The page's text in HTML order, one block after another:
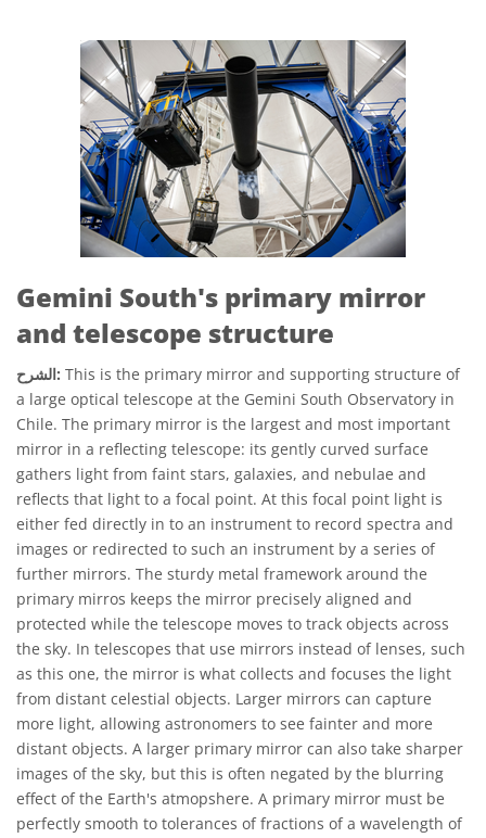
Gemini South's primary mirror
and telescope structure
الشرح: This is the primary mirror and supporting structure of
a large optical telescope at the Gemini South Observatory in
Chile. The primary mirror is the largest and most important
mirror in a reflecting telescope: its gently curved surface
gathers light from faint stars, galaxies, and nebulae and
reflects that light to a focal point. At this focal point light is
either fed directly in to an instrument to record spectra and
images or redirected to such an instrument by a series of
further mirrors. The sturdy metal framework around the
primary mirros keeps the mirror precisely aligned and
protected while the telescope moves to track objects across
the sky. In telescopes that use mirrors instead of lenses, such
as this one, the mirror is what collects and focuses the light
from distant celestial objects. Larger mirrors can capture
more light, allowing astronomers to see fainter and more
distant objects. A larger primary mirror can also take sharper
images of the sky, but this is often negated by the blurring
effect of the Earth's atmopshere. A primary mirror must be
perfectly smooth to tolerances of fractions of a wavelength of